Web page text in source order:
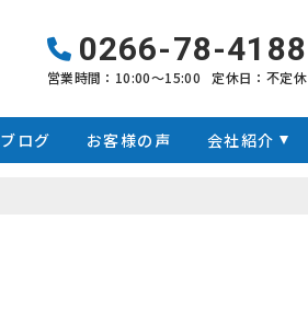
0266-78-4188
営業時間：10:00〜15:00 定休日：不定休
ブログ お客様の声 会社紹介